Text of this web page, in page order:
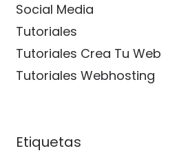
Social Media
Tutoriales
Tutoriales Crea Tu Web
Tutoriales Webhosting
Etiquetas